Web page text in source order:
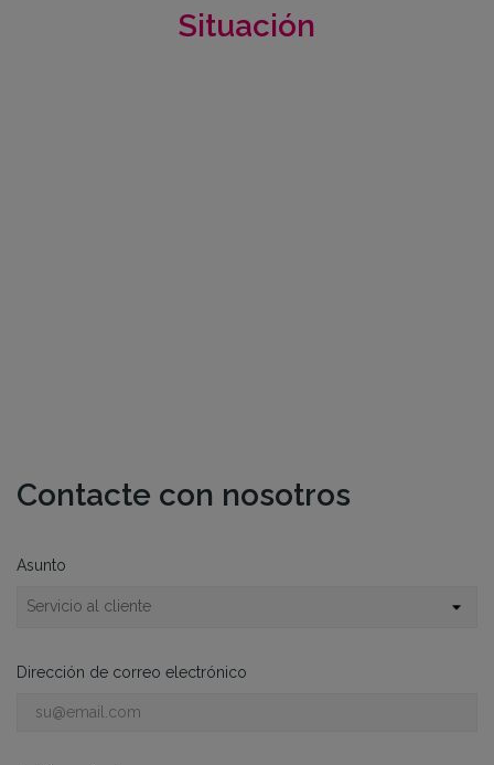
Situación
Contacte con nosotros
Asunto
Dirección de correo electrónico